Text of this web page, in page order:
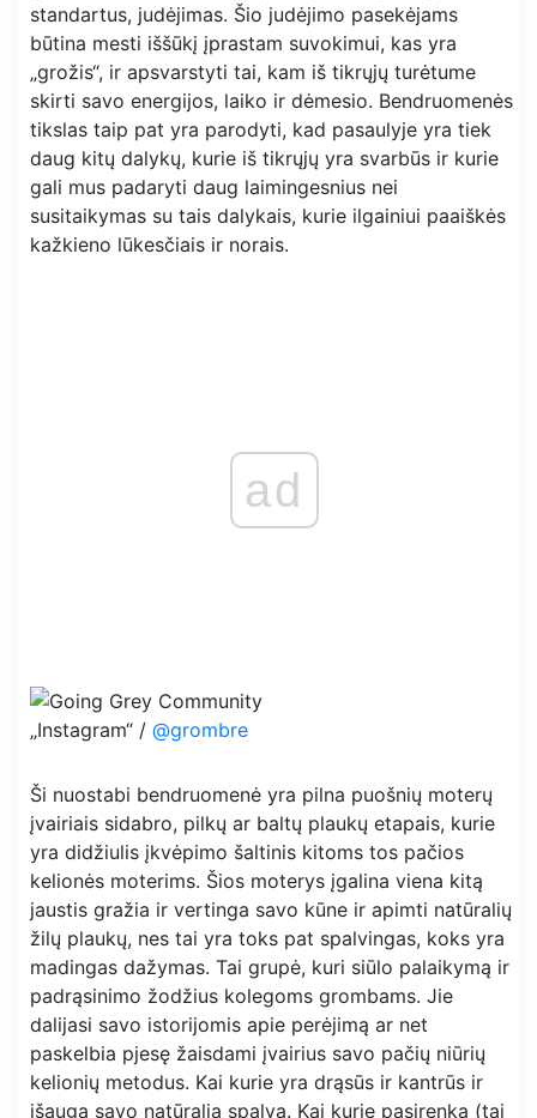
standartus, judėjimas. Šio judėjimo pasekėjams
būtina mesti iššūkį įprastam suvokimui, kas yra
„grožis“, ir apsvarstyti tai, kam iš tikrųjų turėtume
skirti savo energijos, laiko ir dėmesio. Bendruomenės
tikslas taip pat yra parodyti, kad pasaulyje yra tiek
daug kitų dalykų, kurie iš tikrųjų yra svarbūs ir kurie
gali mus padaryti daug laimingesnius nei
susitaikymas su tais dalykais, kurie ilgainiui paaiškės
kažkieno lūkesčiais ir norais.
ad
„Instagram“ / @grombre
Ši nuostabi bendruomenė yra pilna puošnių moterų
įvairiais sidabro, pilkų ar baltų plaukų etapais, kurie
yra didžiulis įkvėpimo šaltinis kitoms tos pačios
kelionės moterims. Šios moterys įgalina viena kitą
jaustis gražia ir vertinga savo kūne ir apimti natūralių
žilų plaukų, nes tai yra toks pat spalvingas, koks yra
madingas dažymas. Tai grupė, kuri siūlo palaikymą ir
padrąsinimo žodžius kolegoms grombams. Jie
dalijasi savo istorijomis apie perėjimą ar net
paskelbia pjesę žaisdami įvairius savo pačių niūrių
kelionių metodus. Kai kurie yra drąsūs ir kantrūs ir
išauga savo natūralia spalva. Kai kurie pasirenka (tai